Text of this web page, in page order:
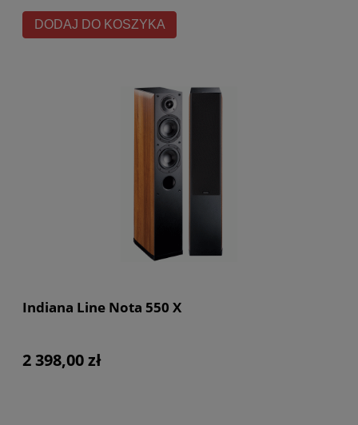
DODAJ DO KOSZYKA
Indiana Line Nota 550 X
2 398,00 zł